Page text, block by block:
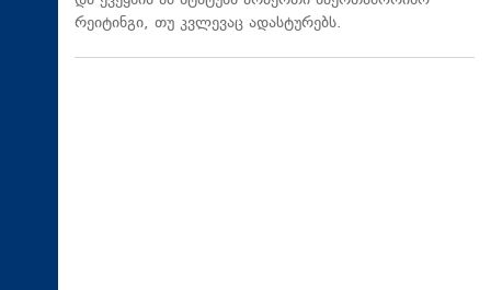
რეიტინგი, თუ კვლევაც ადასტურებს.